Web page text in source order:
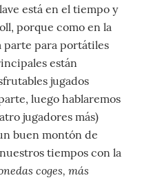
está en el tiempo y
porque como en la
parte para portátiles
están
jugados
luego hablaremos
jugadores más)
buen montón de
tiempos con la
coges, más